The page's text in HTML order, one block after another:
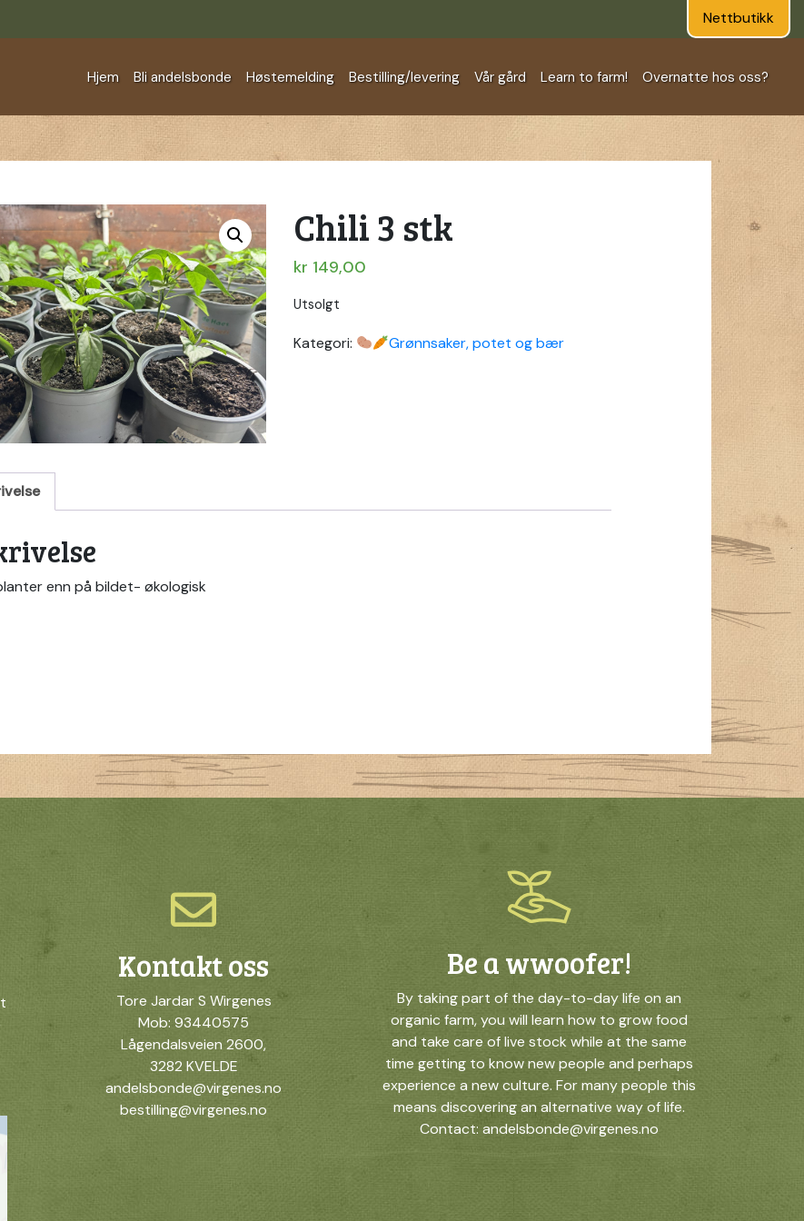
Nettbutikk
Hjem Bli andelsbonde Høstemelding Bestilling/levering Vår gård Learn to farm! Overnatte hos oss?
Chili 3 stk
kr 149,00
Utsolgt
Kategori: Grønnsaker, potet og bær
enn på bildet- økologisk
Kontakt oss
Tore Jardar S Wirgenes
Mob: 93440575
Lågendalsveien 2600,
3282 KVELDE
andelsbonde@virgenes.no
bestilling@virgenes.no
Be a wwoofer!
By taking part of the day-to-day life on an
organic farm, you will learn how to grow food
and take care of live stock while at the same
time getting to know new people and perhaps
experience a new culture. For many people this
means discovering an alternative way of life.
Contact: andelsbonde@virgenes.no